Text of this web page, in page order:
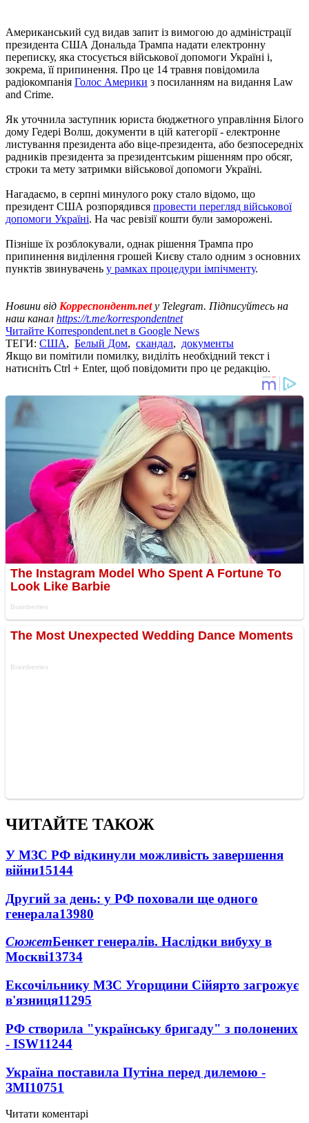
Американський суд видав запит із вимогою до адміністрації
президента США Дональда Трампа надати електронну
переписку, яка стосується військової допомоги Україні і,
зокрема, її припинення. Про це 14 травня повідомила
радіокомпанія Голос Америки з посиланням на видання Law
and Crime.
Як уточнила заступник юриста бюджетного управління Білого
дому Гедері Волш, документи в цій категорії - електронне
листування президента або віце-президента, або безпосередніх
радників президента за президентським рішенням про обсяг,
строки та мету затримки військової допомоги Україні.
Нагадаємо, в серпні минулого року стало відомо, що
президент США розпорядився провести перегляд військової
допомоги Україні. На час ревізії кошти були заморожені.
Пізніше їх розблокували, однак рішення Трампа про
припинення виділення грошей Києву стало одним з основних
пунктів звинувачень у рамках процедури імпічменту.
Новини від Корреспондент.netу Telegram. Підписуйтесь на
наш канал https://t.me/korrespondentnet
Читайте Korrespondent.net в Google News
ТЕГИ: США, Белый Дом, скандал, документы
Якщо ви помітили помилку, виділіть необхідний текст і
натисніть Ctrl + Enter, щоб повідомити про це редакцію.
ЧИТАЙТЕ ТАКОЖ
У МЗС РФ відкинули можливість завершення
війни15144
Другий за день: у РФ поховали ще одного
генерала13980
СюжетБенкет генералів. Наслідки вибуху в
Москві13734
Ексочільнику МЗС Угорщини Сійярто загрожує
в'язниця11295
РФ створила "українську бригаду" з полонених
- ISW11244
Україна поставила Путіна перед дилемою -
ЗМІ10751
Читати коментарі